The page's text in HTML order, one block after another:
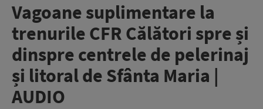
Vagoane suplimentare la
trenurile CFR Călători spre și
dinspre centrele de pelerinaj
și litoral de Sfânta Maria |
AUDIO